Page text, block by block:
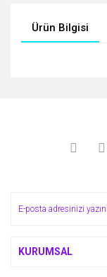
Ürün Bilgisi
kullanarak
Görüş ve
Ürün
KURUMSAL